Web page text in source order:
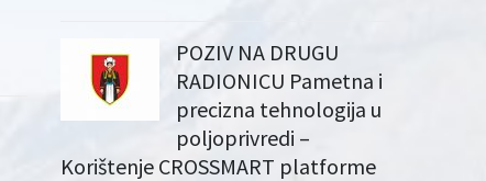
POZIV NA DRUGU
RADIONICU Pametna i
precizna tehnologija u
poljoprivredi –
Korištenje CROSSMART platforme